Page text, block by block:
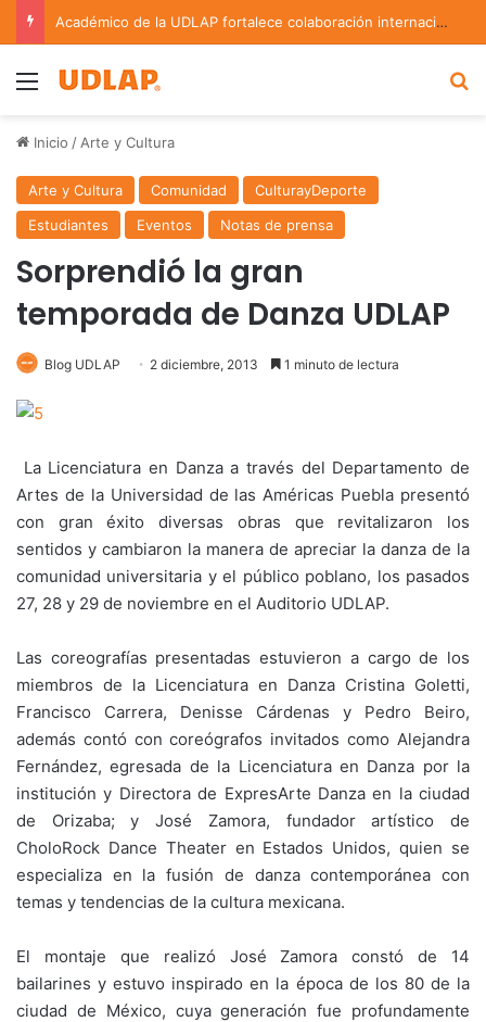
Académico de la UDLAP fortalece colaboración internacional con estancia de investigación en Argentina
Menu
Inicio / Arte y Cultura
Arte y Cultura Comunidad
CulturayDeporte
Estudiantes
Eventos Notas de prensa
Sorprendió la gran
temporada de Danza UDLAP
Blog UDLAP 2 diciembre, 2013 1 minuto de lectura
La Licenciatura en Danza a través del Departamento de
Artes de la Universidad de las Américas Puebla presentó
con gran éxito diversas obras que revitalizaron los
sentidos y cambiaron la manera de apreciar la danza de la
comunidad universitaria y el público poblano, los pasados
27, 28 y 29 de noviembre en el Auditorio UDLAP.
Las coreografías presentadas estuvieron a cargo de los
miembros de la Licenciatura en Danza Cristina Goletti,
Francisco Carrera, Denisse Cárdenas y Pedro Beiro,
además contó con coreógrafos invitados como Alejandra
Fernández, egresada de la Licenciatura en Danza por la
institución y Directora de ExpresArte Danza en la ciudad
de Orizaba; y José Zamora, fundador artístico de
CholoRock Dance Theater en Estados Unidos, quien se
especializa en la fusión de danza contemporánea con
temas y tendencias de la cultura mexicana.
El montaje que realizó José Zamora constó de 14
bailarines y estuvo inspirado en la época de los 80 de la
ciudad de México, cuya generación fue profundamente